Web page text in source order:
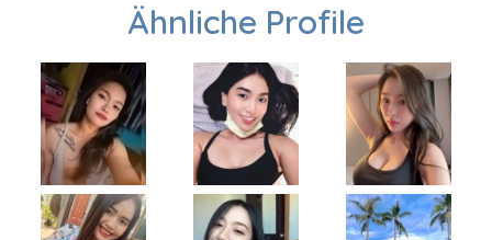
Ähnliche Profile